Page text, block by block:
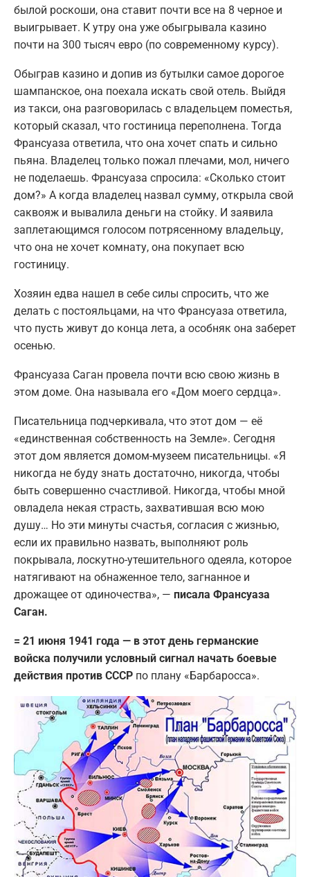
былой роскоши, она ставит почти все на 8 черное и
выигрывает. К утру она уже обыгрывала казино
почти на 300 тысяч евро (по современному курсу).
Обыграв казино и допив из бутылки самое дорогое
шампанское, она поехала искать свой отель. Выйдя
из такси, она разговорилась с владельцем поместья,
который сказал, что гостиница переполнена. Тогда
Франсуаза ответила, что она хочет спать и сильно
пьяна. Владелец только пожал плечами, мол, ничего
не поделаешь. Франсуаза спросила: «Сколько стоит
дом?» А когда владелец назвал сумму, открыла свой
саквояж и вывалила деньги на стойку. И заявила
заплетающимся голосом потрясенному владельцу,
что она не хочет комнату, она покупает всю
гостиницу.
Хозяин едва нашел в себе силы спросить, что же
делать с постояльцами, на что Франсуаза ответила,
что пусть живут до конца лета, а особняк она заберет
осенью.
Франсуаза Саган провела почти всю свою жизнь в
этом доме. Она называла его «Дом моего сердца».
Писательница подчеркивала, что этот дом — её
«единственная собственность на Земле». Сегодня
этот дом является домом-музеем писательницы. «Я
никогда не буду знать достаточно, никогда, чтобы
быть совершенно счастливой. Никогда, чтобы мной
овладела некая страсть, захватившая всю мою
душу… Но эти минуты счастья, согласия c жизнью,
если их правильно назвать, выполняют роль
покрывала, лоскутно-утешительного одеяла, которое
натягивают на обнаженное тело, загнанное и
дрожащее от одиночества», — писала Франсуаза
Саган.
= 21 июня 1941 года — в этот день германские
войска получили условный сигнал начать боевые
действия против СССР по плану «Барбаросса».